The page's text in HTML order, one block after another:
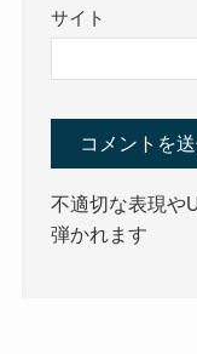
サイト
不適切な表現や
弾かれます